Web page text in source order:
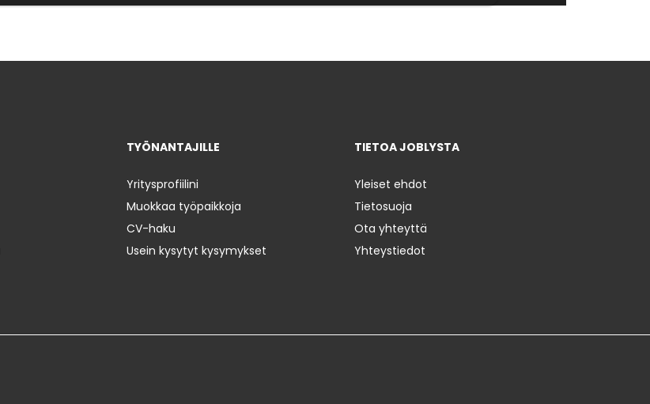
TYÖNANTAJILLE
Yritysprofiilini
Muokkaa työpaikkoja
CV-haku
Usein kysytyt kysymykset
TIETOA JOBLYSTA
Yleiset ehdot
Tietosuoja
Ota yhteyttä
Yhteystiedot